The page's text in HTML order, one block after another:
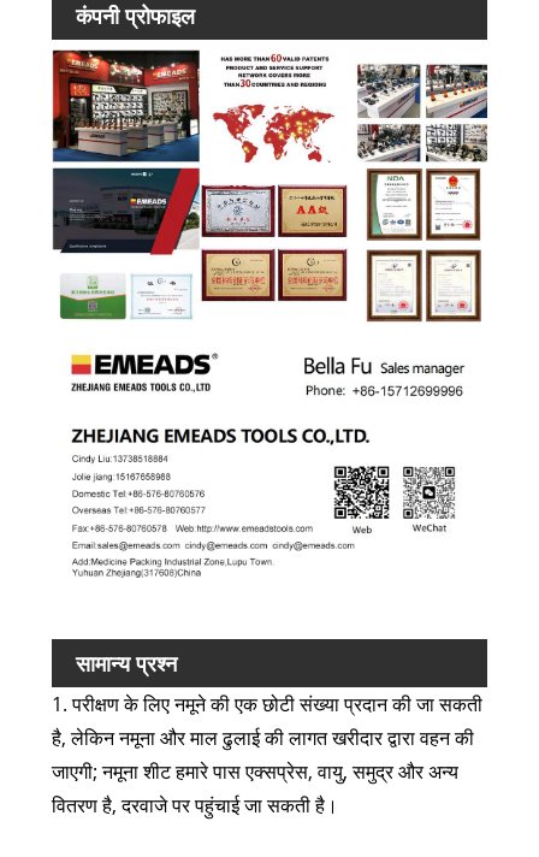
कंपनी प्रोफाइल
सामान्य प्रश्न
1. परीक्षण के लिए नमूने की एक छोटी संख्या प्रदान की जा सकती
है, लेकिन नमूना और माल ढुलाई की लागत खरीदार द्वारा वहन की
जाएगी; नमूना शीट हमारे पास एक्सप्रेस, वायु, समुद्र और अन्य
वितरण है, दरवाजे पर पहुंचाई जा सकती है।